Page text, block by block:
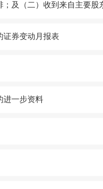
；及（二）收到来自主要股
证券变动月报表
进一步资料